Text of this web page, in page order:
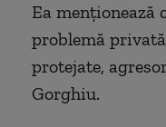
Ea menționează
problemă
protejate,
Gorghiu.